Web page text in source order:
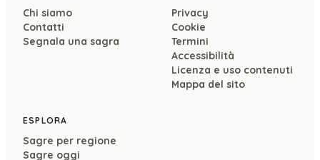
Chi siamo
Contatti
Segnala una sagra
Privacy
Cookie
Termini
Accessibilità
Licenza e uso contenuti
Mappa del sito
ESPLORA
Sagre per regione
Sagre oggi